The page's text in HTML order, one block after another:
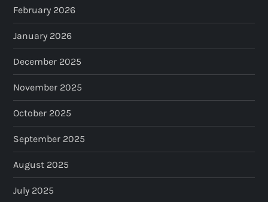
February 2026
January 2026
December 2025
November 2025
October 2025
September 2025
August 2025
July 2025